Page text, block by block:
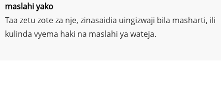
maslahi yako
Taa zetu zote za nje, zinasaidia uingizwaji bila masharti, ili
kulinda vyema haki na maslahi ya wateja.